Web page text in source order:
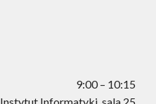
9:00 – 10:15